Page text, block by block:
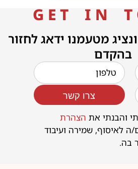
G E T I N T
מטעמנו ידאג לחזור
בהקדם
והבנתי את הצהרת
ה לאיסוף, שמירה ועיבוד
בה.
צרו קשר